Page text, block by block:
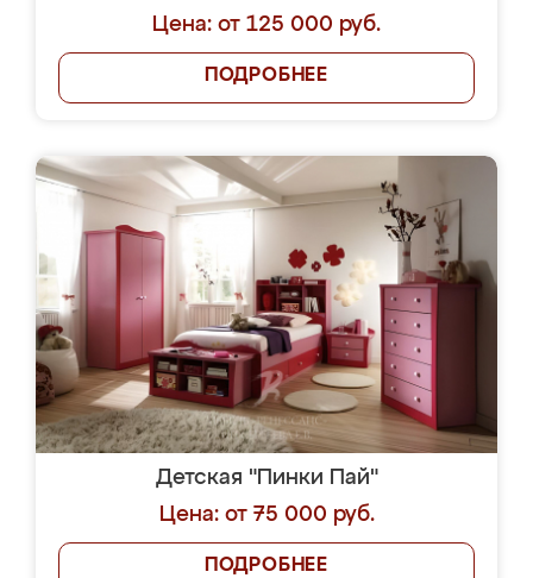
Цена: от 125 000 руб.
ПОДРОБНЕЕ
Детская "Пинки Пай"
Цена: от 75 000 руб.
ПОДРОБНЕЕ